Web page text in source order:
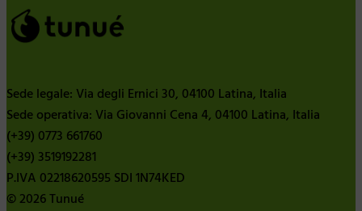
Sede legale: Via degli Ernici 30, 04100 Latina, Italia
Sede operativa: Via Giovanni Cena 4, 04100 Latina, Italia
(+39) 0773 661760
(+39) 3519192281
P.IVA 02218620595 SDI 1N74KED
© 2026 Tunué